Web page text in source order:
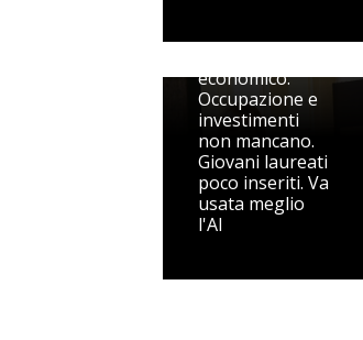
Marche, il
economico.
Occupazione e
investimenti
non mancano.
Giovani laureati
poco inseriti. Va
usata meglio
l'AI